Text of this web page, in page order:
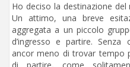
Ho deciso la destinazione
Un attimo, una breve
aggregata a un piccolo
d’ingresso e partire.
ancor meno di trovar tempo